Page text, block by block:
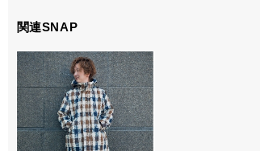
関連SNAP